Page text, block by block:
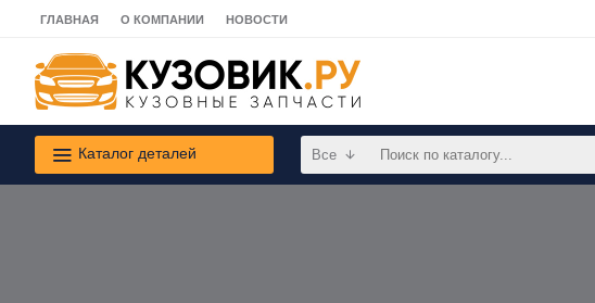
ГЛАВНАЯ О КОМПАНИИ НОВОСТИ
Каталог деталей Все